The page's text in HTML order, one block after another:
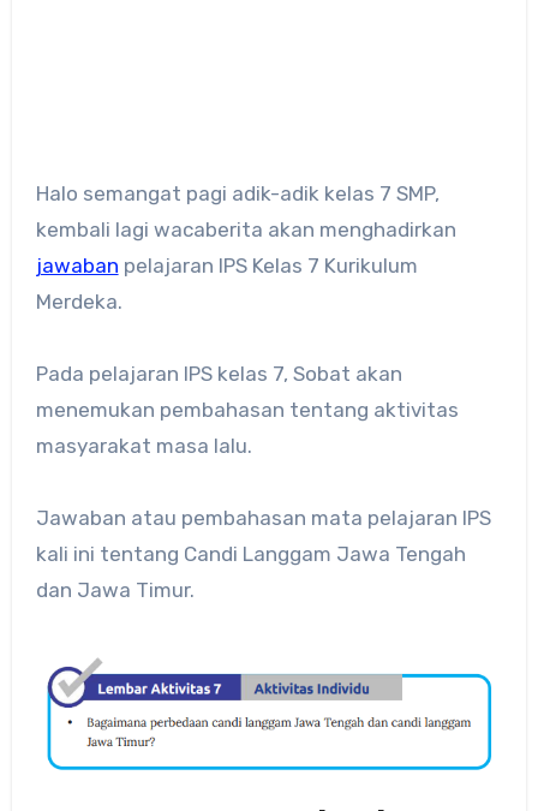
Halo semangat pagi adik-adik kelas 7 SMP,
kembali lagi wacaberita akan menghadirkan
jawaban pelajaran IPS Kelas 7 Kurikulum
Merdeka.
Pada pelajaran IPS kelas 7, Sobat akan
menemukan pembahasan tentang aktivitas
masyarakat masa lalu.
Jawaban atau pembahasan mata pelajaran IPS
kali ini tentang Candi Langgam Jawa Tengah
dan Jawa Timur.